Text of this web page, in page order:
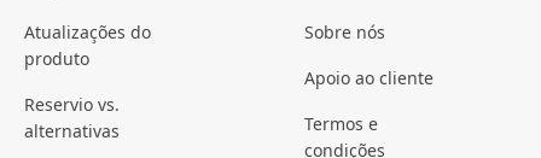
Atualizações do
produto
Reservio vs.
alternativas
Sobre nós
Apoio ao cliente
Termos e
condições